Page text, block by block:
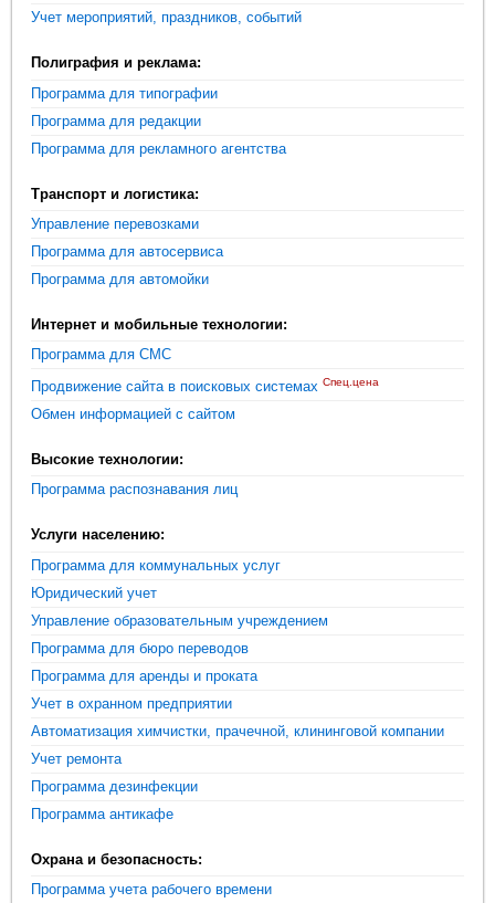
Учет мероприятий, праздников, событий
Полиграфия и реклама:
Программа для типографии
Программа для редакции
Программа для рекламного агентства
Транспорт и логистика:
Управление перевозками
Программа для автосервиса
Программа для автомойки
Интернет и мобильные технологии:
Программа для СМС
Продвижение сайта в поисковых системах Спец.цена
Обмен информацией с сайтом
Высокие технологии:
Программа распознавания лиц
Услуги населению:
Программа для коммунальных услуг
Юридический учет
Управление образовательным учреждением
Программа для бюро переводов
Программа для аренды и проката
Учет в охранном предприятии
Автоматизация химчистки, прачечной, клининговой компании
Учет ремонта
Программа дезинфекции
Программа антикафе
Охрана и безопасность:
Программа учета рабочего времени